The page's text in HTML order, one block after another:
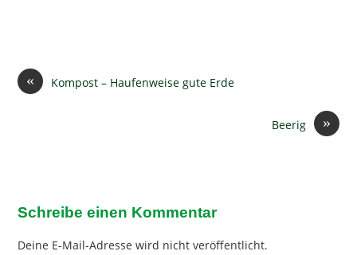
« Kompost – Haufenweise gute Erde
»
Beerig
Schreibe einen Kommentar
Deine E-Mail-Adresse wird nicht veröffentlicht.